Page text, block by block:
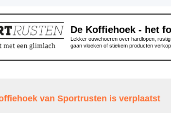
De Koffiehoek - het
Lekker ouwehoeren over hardlopen,
gaan vloeken of stiekem producten
van Sportrusten is verplaatst